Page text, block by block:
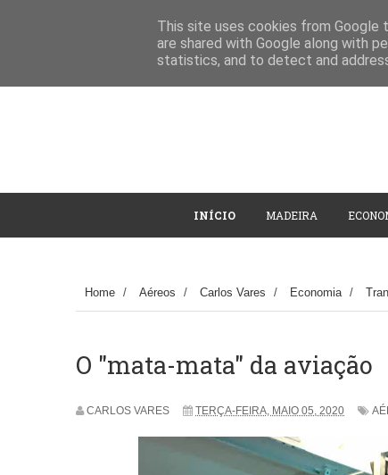
INÍCIO MADEIRA
Home / Aéreos / Carlos Vares / Economia /
O "mata-mata" da aviação
CARLOS VARES TERÇA-FEIRA, MAIO 05, 2020
This site uses cookies from Google
are shared with Google along with
statistics, and to detect and